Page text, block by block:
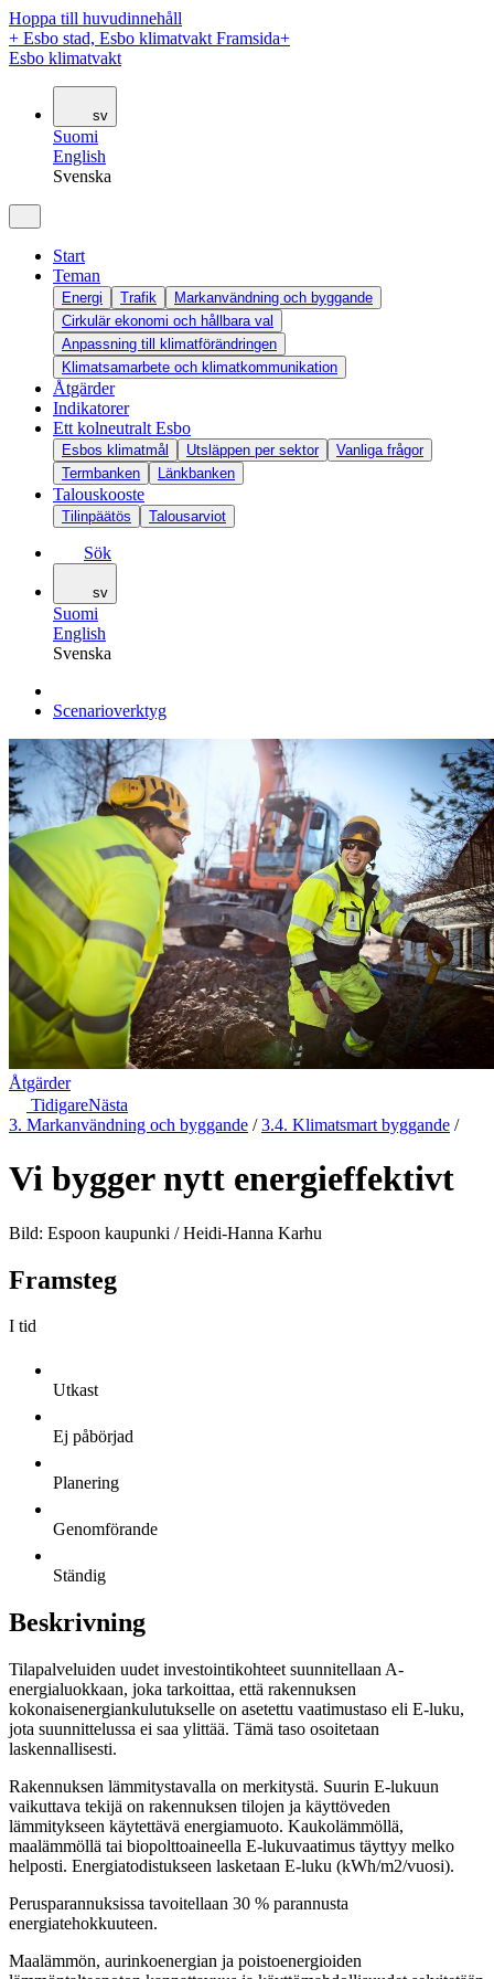
Hoppa till huvudinnehåll
+ Esbo stad, Esbo klimatvakt Framsida+
Esbo klimatvakt
sv
Suomi
English
Svenska
Start
Teman
Energi Trafik
Markanvändning och byggande
Cirkulär ekonomi och hållbara val
Anpassning till klimatförändringen
Klimatsamarbete och klimatkommunikation
Åtgärder
Indikatorer
Ett kolneutralt Esbo
Esbos klimatmål Utsläppen per sektor
Vanliga frågor
Termbanken
Länkbanken
Talouskooste
Tilinpäätös Talousarviot
Sök
sv
Suomi
English
Svenska
Scenarioverktyg
Åtgärder
TidigareNästa
3. Markanvändning och byggande /3.4. Klimatsmart byggande /
Vi bygger nytt energieffektivt
Bild: Espoon kaupunki / Heidi-Hanna Karhu
Framsteg
I tid
Utkast
Ej påbörjad
Planering
Genomförande
Ständig
Beskrivning
Tilapalveluiden uudet investointikohteet suunnitellaan A-
energialuokkaan​, joka tarkoittaa, että rakennuksen
kokonaisenergiankulutukselle on asetettu vaatimustaso eli E-luku,
jota suunnittelussa ei saa ylittää. Tämä taso osoitetaan
laskennallisesti.
Rakennuksen lämmitystavalla on merkitystä. Suurin E-lukuun
vaikuttava tekijä on rakennuksen tilojen ja käyttöveden
lämmitykseen käytettävä energiamuoto. Kaukolämmöllä,
maalämmöllä tai biopolttoaineella E-lukuvaatimus täyttyy melko
helposti. Energiatodistukseen lasketaan E-luku (kWh/m2/vuosi).
Perusparannuksissa tavoitellaan 30 % parannusta
energiatehokkuuteen.​
Maalämmön, aurinkoenergian ja poistoenergioiden